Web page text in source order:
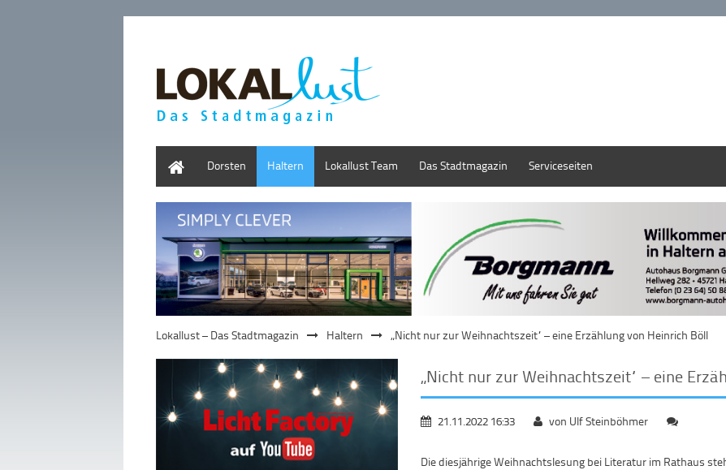
Dorsten Haltern Lokallust Team Das Stadtmagazin Serviceseiten
Lokallust – Das Stadtmagazin Haltern „Nicht nur zur Weihnachtszeit“ – eine Erzählung von Heinrich Böll
„Nicht nur zur Weihnachtszeit“ – eine
21.11.2022 16:33 von Ulf Steinböhmer
Die diesjährige Weihnachtslesung bei Literatur im Rathaus